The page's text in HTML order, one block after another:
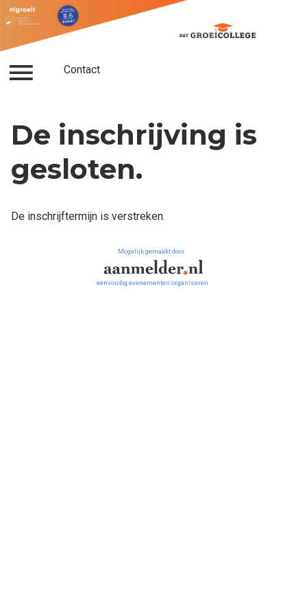
Contact
De inschrijving is
gesloten.
De inschrijftermijn is verstreken.
Mogelijk gemaakt door
eenvoudig evenementen organiseren